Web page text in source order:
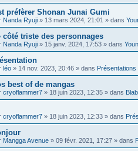
préfèrer Shonan Junai Gumi
Nanda Ryuji » 13 mars 2024, 21:01 » dans
côté triste des personnages
Nanda Ryuji » 15 janv. 2024, 17:53 » dans
léo » 14 nov. 2023, 20:46 » dans Présentations
best of de mangas
cryoflammer7 » 18 juin 2023, 12:35 » dans
cryoflammer7 » 18 juin 2023, 12:33 » dans
Mangga Avenue » 09 févr. 2021, 17:27 » dans